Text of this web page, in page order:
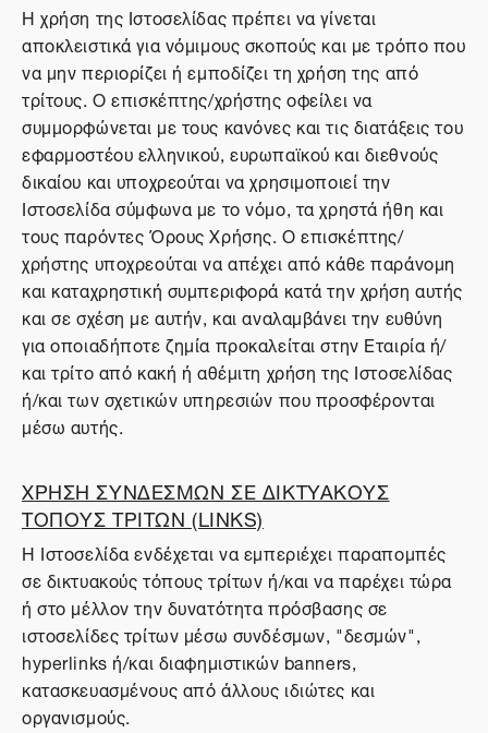
Η χρήση της Ιστοσελίδας πρέπει να γίνεται
αποκλειστικά για νόμιμους σκοπούς και με τρόπο που
να μην περιορίζει ή εμποδίζει τη χρήση της από
τρίτους. Ο επισκέπτης/χρήστης οφείλει να
συμμορφώνεται με τους κανόνες και τις διατάξεις του
εφαρμοστέου ελληνικού, ευρωπαϊκού και διεθνούς
δικαίου και υποχρεούται να χρησιμοποιεί την
Ιστοσελίδα σύμφωνα με το νόμο, τα χρηστά ήθη και
τους παρόντες Όρους Χρήσης. Ο επισκέπτης/
χρήστης υποχρεούται να απέχει από κάθε παράνομη
και καταχρηστική συμπεριφορά κατά την χρήση αυτής
και σε σχέση με αυτήν, και αναλαμβάνει την ευθύνη
για οποιαδήποτε ζημία προκαλείται στην Εταιρία ή/
και τρίτο από κακή ή αθέμιτη χρήση της Ιστοσελίδας
ή/και των σχετικών υπηρεσιών που προσφέρονται
μέσω αυτής.
ΧΡΗΣΗ ΣΥΝΔΕΣΜΩΝ ΣΕ ΔΙΚΤΥΑΚΟΥΣ
ΤΟΠΟΥΣ ΤΡΙΤΩΝ (LINKS)
Η Ιστοσελίδα ενδέχεται να εμπεριέχει παραπομπές
σε δικτυακούς τόπους τρίτων ή/και να παρέχει τώρα
ή στο μέλλον την δυνατότητα πρόσβασης σε
ιστοσελίδες τρίτων μέσω συνδέσμων, "δεσμών",
hyperlinks ή/και διαφημιστικών banners,
κατασκευασμένους από άλλους ιδιώτες και
οργανισμούς.